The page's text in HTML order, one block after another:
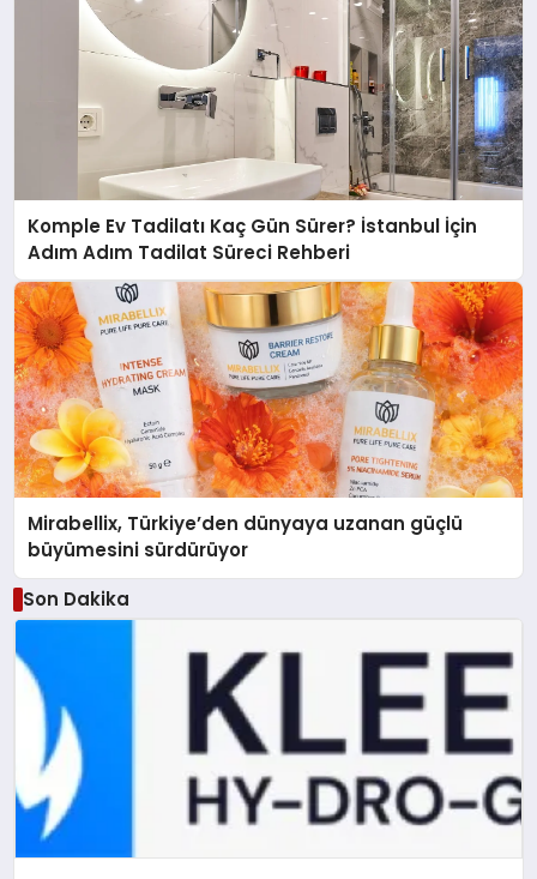
Komple Ev Tadilatı Kaç Gün Sürer? İstanbul İçin
Adım Adım Tadilat Süreci Rehberi
Mirabellix, Türkiye’den dünyaya uzanan güçlü
büyümesini sürdürüyor
Son Dakika